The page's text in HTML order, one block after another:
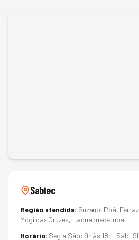
Sabtec
Região atendida: Suzano, Poá,
Mogi das Cruzes, Itaquaquecetuba
Horário: Seg a Sáb: 9h às 18h · Sáb: